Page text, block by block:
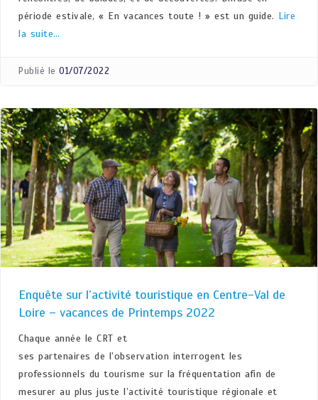
période estivale, « En vacances toute ! » est un guide. Lire
la suite…
Publié le 01/07/2022
Enquête sur l’activité touristique en Centre-Val de
Loire – vacances de Printemps 2022
Chaque année le CRT et
ses partenaires de l’observation interrogent les
professionnels du tourisme sur la fréquentation afin de
mesurer au plus juste l’activité touristique régionale et